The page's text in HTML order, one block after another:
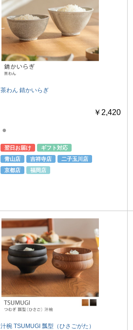
茶わん 錆かいらぎ
￥2,420
●
翌日お届け
ギフト対応
青山店
吉祥寺店
二子玉川店
京都店
福岡店
汁椀 TSUMUGI 瓢型（ひさごがた）